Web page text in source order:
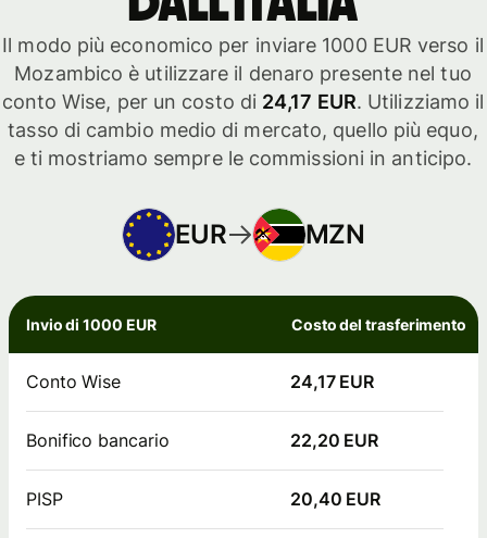
Il modo più economico per inviare 1000 EUR verso il
Mozambico è utilizzare il denaro presente nel tuo
conto Wise, per un costo di 24,17 EUR. Utilizziamo il
tasso di cambio medio di mercato, quello più equo,
e ti mostriamo sempre le commissioni in anticipo.
EUR MZN
Invio di 1000 EUR Costo del trasferimento
Conto Wise 24,17 EUR
Bonifico bancario 22,20 EUR
PISP 20,40 EUR